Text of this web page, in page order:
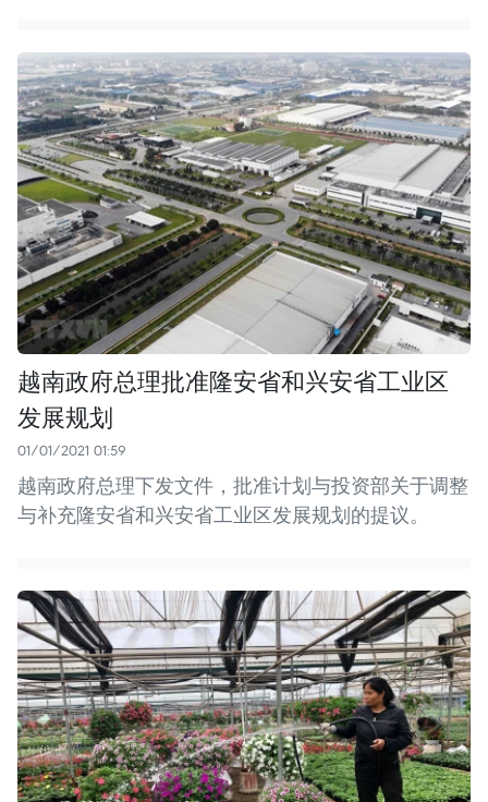
越南政府总理批准隆安省和兴安省工业区
发展规划
01/01/2021 01:59
越南政府总理下发文件，批准计划与投资部关于调整
与补充隆安省和兴安省工业区发展规划的提议。